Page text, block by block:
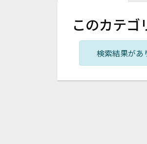
このカテゴ
検索結果があ